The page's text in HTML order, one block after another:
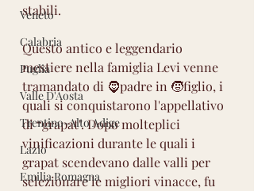
Veneto
Calabria
Puglia
Valle D'Aosta
Trentino-Alto Adige
Lazio
Emilia Romagna
stabili.
Questo antico e leggendario
mestiere nella famiglia Levi venne
tramandato di 🧔padre in 🧒figlio, i
quali si conquistarono l'appellativo
di “grapat". Dopo molteplici
vinificazioni durante le quali i
grapat scendevano dalle valli per
selezionare le migliori vinacce, fu